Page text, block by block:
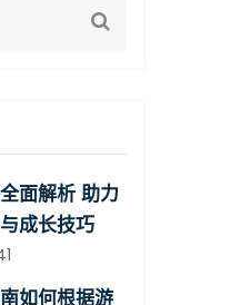
面解析 助力
成长技巧
如何根据游